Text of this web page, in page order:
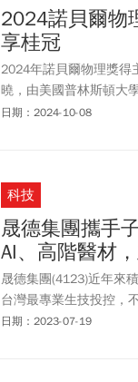
2024諾貝爾物
享桂冠
2024年諾貝爾物理獎得
曉，由美國普林斯頓大
學科學家辛頓（
日期：2024-10-08
科技
晟德集團攜手
AI、高階醫材
晟德集團(4123)近年來
台灣最專業生技投控，
為主軸，縱向布局產業
日期：2023-07-19